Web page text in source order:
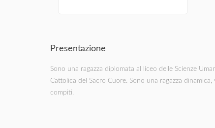
Presentazione
Sono una ragazza diplomata al liceo delle Scienze
Cattolica del Sacro Cuore. Sono una ragazza
compiti.